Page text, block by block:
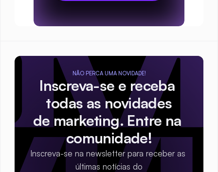
NÃO PERCA UMA NOVIDADE!
Inscreva-se e receba
todas as novidades
de marketing. Entre na
comunidade!
Inscreva-se na newsletter para receber as
últimas notícias do